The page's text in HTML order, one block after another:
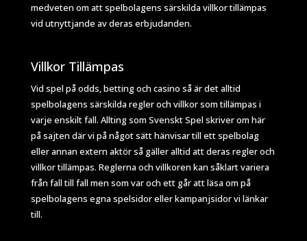
medveten om att spelbolagens särskilda villkor tillämpas
vid utnyttjande av deras erbjudanden.
Villkor Tillämpas
Vid spel på odds, betting och casino så är det alltid
spelbolagens särskilda regler och villkor som tillämpas i
varje enskilt fall. Allting som Svenskt Spel skriver om här
på sajten där vi på något sätt hänvisar till ett spelbolag
eller annan extern aktör så gäller alltid att deras regler och
villkor tillämpas. Reglerna och villkoren kan såklart variera
från fall till fall men som var och ett går att läsa om på
spelbolagens egna spelsidor eller kampanjsidor vi länkar
till.